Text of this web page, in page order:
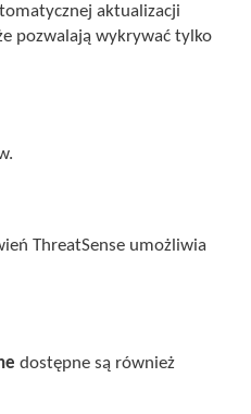
aktualizacji
pozwalają wykrywać tylko
ThreatSense umożliwia
dostępne są również